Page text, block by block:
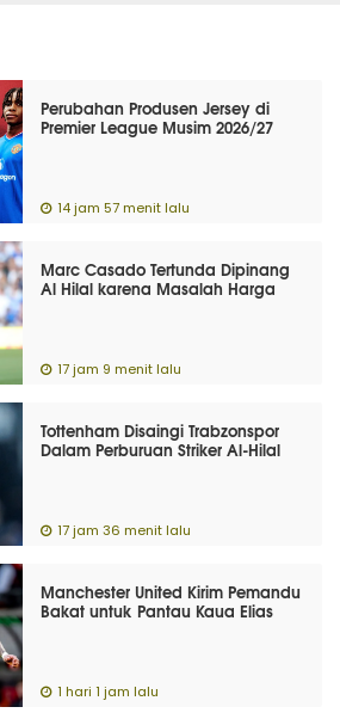
Perubahan Produsen Jersey di
Premier League Musim 2026/27
14 jam 57 menit lalu
Marc Casado Tertunda Dipinang
Al Hilal karena Masalah Harga
17 jam 9 menit lalu
Tottenham Disaingi Trabzonspor
Dalam Perburuan Striker Al-Hilal
17 jam 36 menit lalu
Manchester United Kirim Pemandu
Bakat untuk Pantau Kaua Elias
1 hari 1 jam lalu